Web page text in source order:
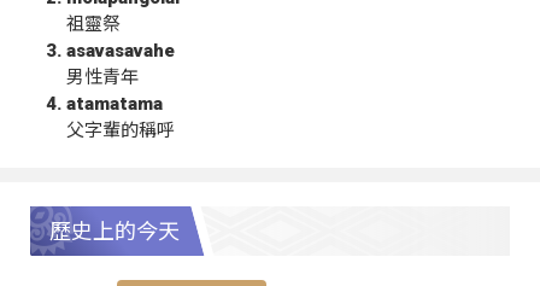
祖靈祭
asavasavahe
男性青年
atamatama
父字輩的稱呼
歷史上的今天